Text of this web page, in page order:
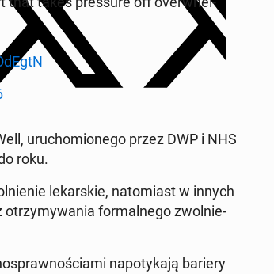
uru­cho­mio­ne­go przez DWP i NHS
roku.
le­kar­skie, na­to­miast w innych
otrzy­my­wa­nia for­mal­ne­go zwol­nie­
na­po­ty­ka­ją bariery